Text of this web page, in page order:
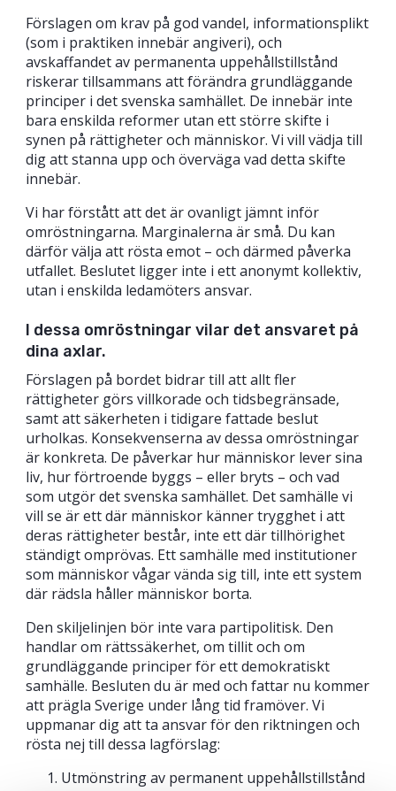
Förslagen om krav på god vandel, informationsplikt
(som i praktiken innebär angiveri), och
avskaffandet av permanenta uppehållstillstånd
riskerar tillsammans att förändra grundläggande
principer i det svenska samhället. De innebär inte
bara enskilda reformer utan ett större skifte i
synen på rättigheter och människor. Vi vill vädja till
dig att stanna upp och överväga vad detta skifte
innebär.
Vi har förstått att det är ovanligt jämnt inför
omröstningarna. Marginalerna är små. Du kan
därför välja att rösta emot – och därmed påverka
utfallet. Beslutet ligger inte i ett anonymt kollektiv,
utan i enskilda ledamöters ansvar.
I dessa omröstningar vilar det ansvaret på
dina axlar.
Förslagen på bordet bidrar till att allt fler
rättigheter görs villkorade och tidsbegränsade,
samt att säkerheten i tidigare fattade beslut
urholkas. Konsekvenserna av dessa omröstningar
är konkreta. De påverkar hur människor lever sina
liv, hur förtroende byggs – eller bryts – och vad
som utgör det svenska samhället. Det samhälle vi
vill se är ett där människor känner trygghet i att
deras rättigheter består, inte ett där tillhörighet
ständigt omprövas. Ett samhälle med institutioner
som människor vågar vända sig till, inte ett system
där rädsla håller människor borta.
Den skiljelinjen bör inte vara partipolitisk. Den
handlar om rättssäkerhet, om tillit och om
grundläggande principer för ett demokratiskt
samhälle. Besluten du är med och fattar nu kommer
att prägla Sverige under lång tid framöver. Vi
uppmanar dig att ta ansvar för den riktningen och
rösta nej till dessa lagförslag:
Utmönstring av permanent uppehållstillstånd